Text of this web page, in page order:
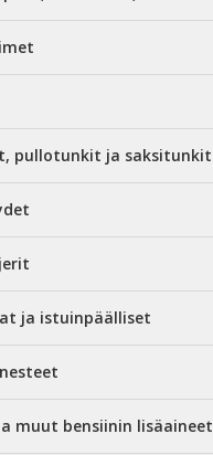
pullotunkit ja saksitunkit
ja istuinpäälliset
muut bensiinin lisäaineet